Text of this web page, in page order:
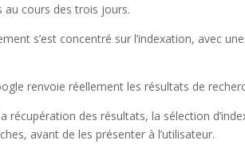
au cours des trois jours.
s’est concentré sur l’indexation, avec une
renvoie réellement les résultats de
récupération des résultats, la sélection
avant de les présenter à l’utilisateur.